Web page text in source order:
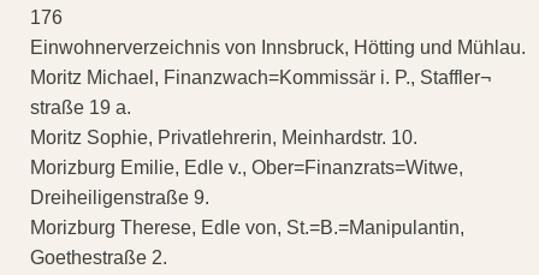
176
Einwohnerverzeichnis von Innsbruck, Hötting und Mühlau.
Moritz Michael, Finanzwach=Kommissär i. P., Staffler¬
straße 19 a.
Moritz Sophie, Privatlehrerin, Meinhardstr. 10.
Morizburg Emilie, Edle v., Ober=Finanzrats=Witwe,
Dreiheiligenstraße 9.
Morizburg Therese, Edle von, St.=B.=Manipulantin,
Goethestraße 2.